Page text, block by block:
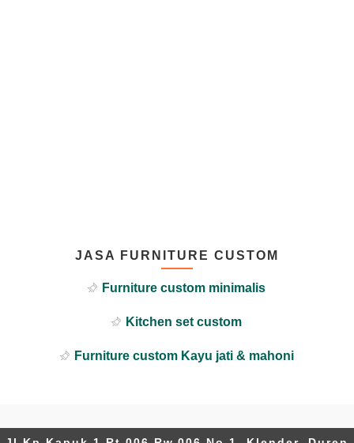
JASA FURNITURE CUSTOM
Furniture custom minimalis
Kitchen set custom
Furniture custom Kayu jati & mahoni